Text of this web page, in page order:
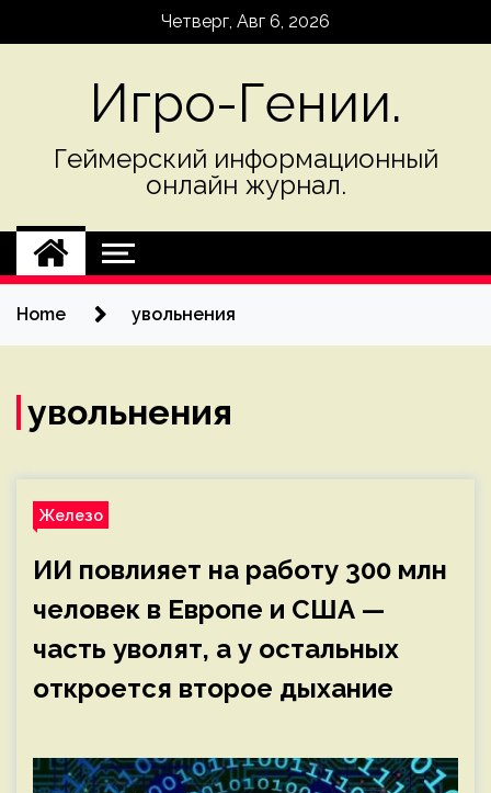
Четверг, Авг 6, 2026
Игро-Гении.
Геймерский информационный
онлайн журнал.
Home увольнения
увольнения
Железо
ИИ повлияет на работу 300 млн
человек в Европе и США —
часть уволят, а у остальных
откроется второе дыхание